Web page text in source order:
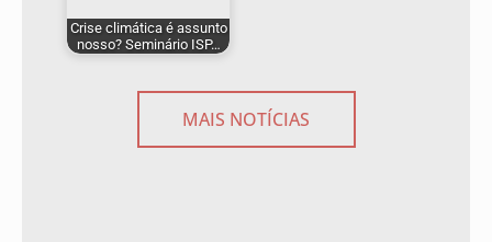
Crise climática é assunto
nosso? Seminário ISP…
MAIS NOTÍCIAS